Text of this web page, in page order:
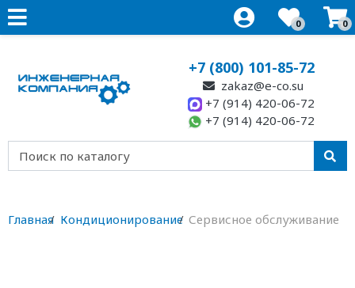
0 0
+7 (800) 101-85-72
zakaz@e-co.su
+7 (914) 420-06-72
+7 (914) 420-06-72
Главная Кондиционирование Сервисное обслуживание